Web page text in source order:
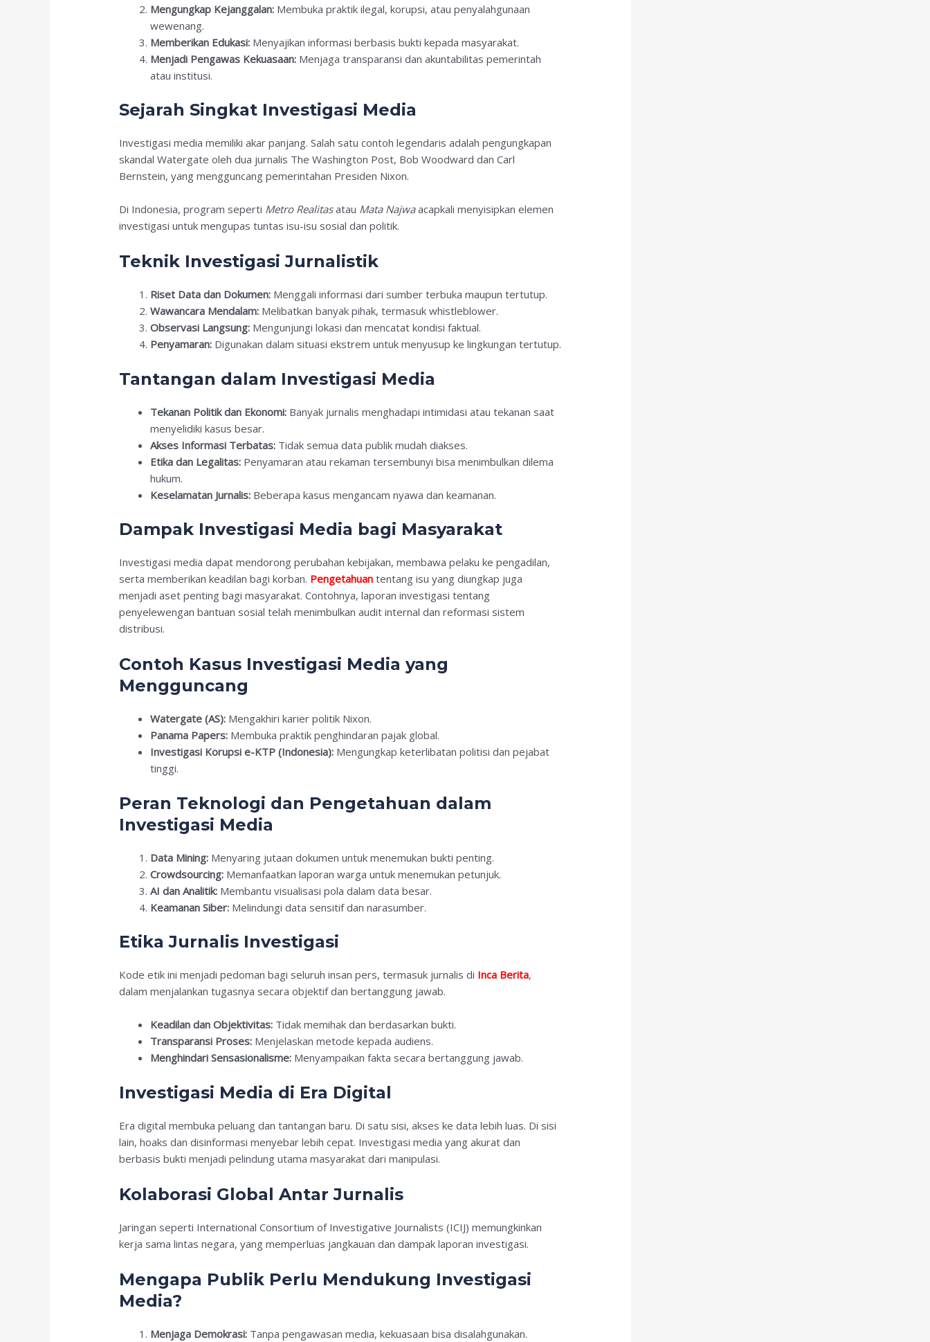
Mengungkap Kejanggalan: Membuka praktik ilegal, korupsi, atau penyalahgunaan
wewenang.
Memberikan Edukasi: Menyajikan informasi berbasis bukti kepada masyarakat.
Menjadi Pengawas Kekuasaan: Menjaga transparansi dan akuntabilitas pemerintah
atau institusi.
Sejarah Singkat Investigasi Media
Investigasi media memiliki akar panjang. Salah satu contoh legendaris adalah pengungkapan
skandal Watergate oleh dua jurnalis The Washington Post, Bob Woodward dan Carl
Bernstein, yang mengguncang pemerintahan Presiden Nixon.
Di Indonesia, program seperti Metro Realitasatau Mata Najwaacapkali menyisipkan elemen
investigasi untuk mengupas tuntas isu-isu sosial dan politik.
Teknik Investigasi Jurnalistik
Riset Data dan Dokumen: Menggali informasi dari sumber terbuka maupun tertutup.
Wawancara Mendalam: Melibatkan banyak pihak, termasuk whistleblower.
Observasi Langsung: Mengunjungi lokasi dan mencatat kondisi faktual.
Penyamaran: Digunakan dalam situasi ekstrem untuk menyusup ke lingkungan tertutup.
Tantangan dalam Investigasi Media
Tekanan Politik dan Ekonomi: Banyak jurnalis menghadapi intimidasi atau tekanan saat
menyelidiki kasus besar.
Akses Informasi Terbatas: Tidak semua data publik mudah diakses.
Etika dan Legalitas: Penyamaran atau rekaman tersembunyi bisa menimbulkan dilema
hukum.
Keselamatan Jurnalis: Beberapa kasus mengancam nyawa dan keamanan.
Dampak Investigasi Media bagi Masyarakat
Investigasi media dapat mendorong perubahan kebijakan, membawa pelaku ke pengadilan,
serta memberikan keadilan bagi korban. Pengetahuan tentang isu yang diungkap juga
menjadi aset penting bagi masyarakat. Contohnya, laporan investigasi tentang
penyelewengan bantuan sosial telah menimbulkan audit internal dan reformasi sistem
distribusi.
Contoh Kasus Investigasi Media yang
Mengguncang
Watergate (AS): Mengakhiri karier politik Nixon.
Panama Papers: Membuka praktik penghindaran pajak global.
Investigasi Korupsi e-KTP (Indonesia): Mengungkap keterlibatan politisi dan pejabat
tinggi.
Peran Teknologi dan Pengetahuan dalam
Investigasi Media
Data Mining: Menyaring jutaan dokumen untuk menemukan bukti penting.
Crowdsourcing: Memanfaatkan laporan warga untuk menemukan petunjuk.
AI dan Analitik: Membantu visualisasi pola dalam data besar.
Keamanan Siber: Melindungi data sensitif dan narasumber.
Etika Jurnalis Investigasi
Kode etik ini menjadi pedoman bagi seluruh insan pers, termasuk jurnalis di Inca Berita,
dalam menjalankan tugasnya secara objektif dan bertanggung jawab.
Keadilan dan Objektivitas: Tidak memihak dan berdasarkan bukti.
Transparansi Proses: Menjelaskan metode kepada audiens.
Menghindari Sensasionalisme: Menyampaikan fakta secara bertanggung jawab.
Investigasi Media di Era Digital
Era digital membuka peluang dan tantangan baru. Di satu sisi, akses ke data lebih luas. Di sisi
lain, hoaks dan disinformasi menyebar lebih cepat. Investigasi media yang akurat dan
berbasis bukti menjadi pelindung utama masyarakat dari manipulasi.
Kolaborasi Global Antar Jurnalis
Jaringan seperti International Consortium of Investigative Journalists (ICIJ) memungkinkan
kerja sama lintas negara, yang memperluas jangkauan dan dampak laporan investigasi.
Mengapa Publik Perlu Mendukung Investigasi
Media?
Menjaga Demokrasi: Tanpa pengawasan media, kekuasaan bisa disalahgunakan.